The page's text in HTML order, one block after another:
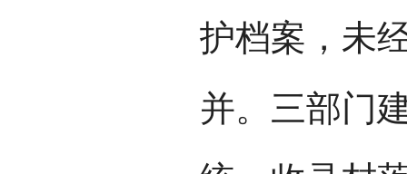
护档案，未
并。三部门